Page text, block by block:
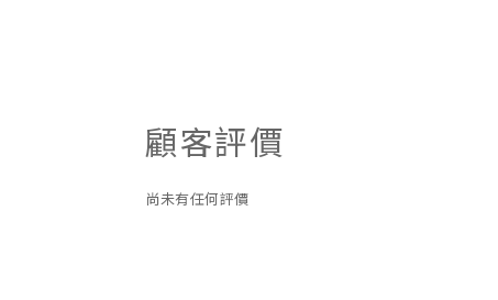
顧客評價
尚未有任何評價